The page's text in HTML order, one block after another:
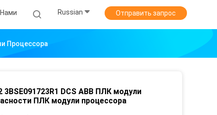
Russian Отправить запрос
Процессора
3BSE091723R1 DCS ABB ПЛК модули
ПЛК модули процессора